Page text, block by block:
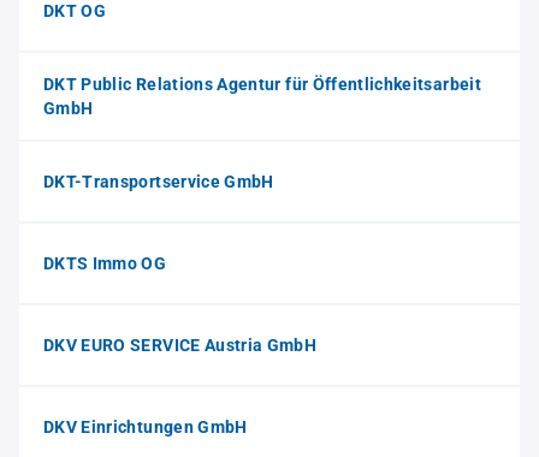
DKT OG
DKT Public Relations Agentur für Öffentlichkeitsarbeit
GmbH
DKT-Transportservice GmbH
DKTS Immo OG
DKV EURO SERVICE Austria GmbH
DKV Einrichtungen GmbH